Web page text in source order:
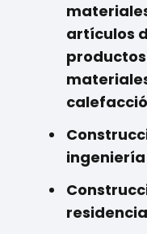
artículos